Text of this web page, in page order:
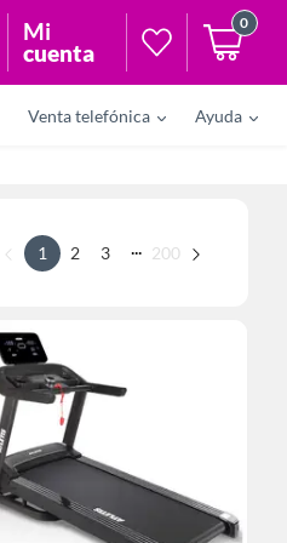
Mi
cuenta
0
Venta telefónica Ayuda
1 2 3 ... 200